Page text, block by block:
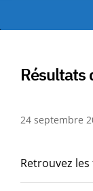
Résultats
24 septembre
Retrouvez